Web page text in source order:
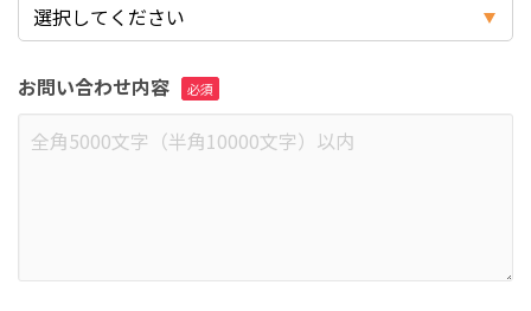
お問い合わせ内容